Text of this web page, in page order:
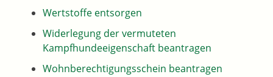
Wertstoffe entsorgen
Widerlegung der vermuteten
Kampfhundeeigenschaft beantragen
Wohnberechtigungsschein beantragen